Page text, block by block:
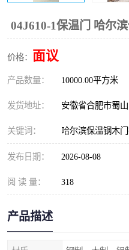
04J610-1保温门 哈尔
价格： 面议
产品数量： 10000.00平方米
发货地址： 安徽省合肥市蜀
关键词： 哈尔滨保温钢木
发布日期： 2026-08-08
阅 读 量： 318
产品描述